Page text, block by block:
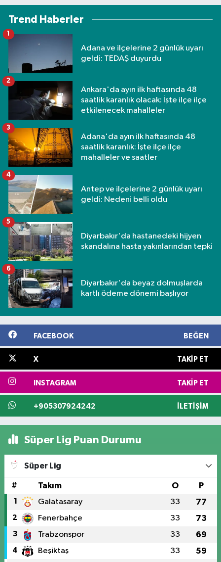
Trend Haberler
Adana ve ilçelerine 2 günlük uyarı
geldi: TEDAŞ duyurdu
1
Ankara'da ayın ilk haftasında 48
saatlik karanlık olacak: İşte ilçe ilçe
etkilenecek mahalleler
2
Adana'da ayın ilk haftasında 48
saatlik karanlık: İşte ilçe ilçe
mahalleler ve saatler
3
Antep ve ilçelerine 2 günlük uyarı
geldi: Nedeni belli oldu
4
Diyarbakır'da hastanedeki hijyen
skandalına hasta yakınlarından tepki
5
Diyarbakır'da beyaz dolmuşlarda
kartlı ödeme dönemi başlıyor
6
FACEBOOK BEĞEN
X TAKIP ET
INSTAGRAM TAKIP ET
+905307924242 İLETIŞIM
Süper Lig Puan Durumu
Süper Lig
# Takım O P
1 Galatasaray 33 77
2 Fenerbahçe 33 73
3 Trabzonspor 33 69
4 Beşiktaş 33 59